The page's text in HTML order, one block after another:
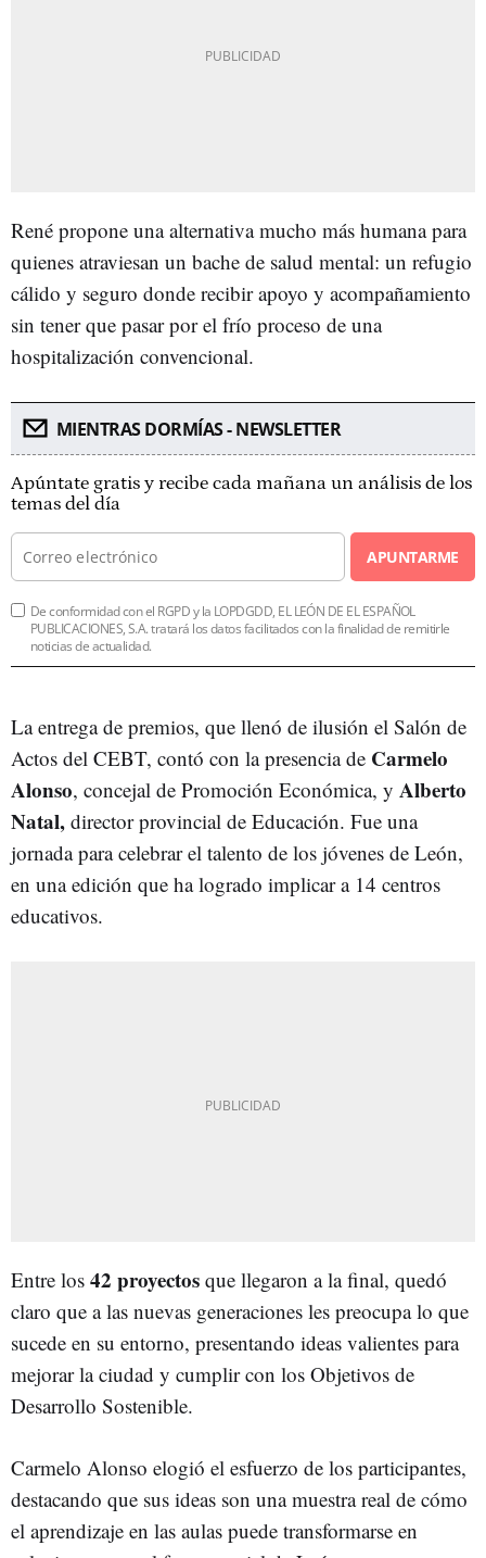
René propone una alternativa mucho más humana para
quienes atraviesan un bache de salud mental: un refugio
cálido y seguro donde recibir apoyo y acompañamiento
sin tener que pasar por el frío proceso de una
hospitalización convencional.
MIENTRAS DORMÍAS - NEWSLETTER
Apúntate gratis y recibe cada mañana un análisis de los
temas del día
APUNTARME
De conformidad con el RGPD y la LOPDGDD, EL LEÓN DE EL ESPAÑOL
PUBLICACIONES, S.A. tratará los datos facilitados con la finalidad de remitirle
noticias de actualidad.
La entrega de premios, que llenó de ilusión el Salón de
Actos del CEBT, contó con la presencia de Carmelo
Alonso, concejal de Promoción Económica, y Alberto
Natal, director provincial de Educación. Fue una
jornada para celebrar el talento de los jóvenes de León,
en una edición que ha logrado implicar a 14 centros
educativos.
Entre los 42 proyectos que llegaron a la final, quedó
claro que a las nuevas generaciones les preocupa lo que
sucede en su entorno, presentando ideas valientes para
mejorar la ciudad y cumplir con los Objetivos de
Desarrollo Sostenible.
Carmelo Alonso elogió el esfuerzo de los participantes,
destacando que sus ideas son una muestra real de cómo
el aprendizaje en las aulas puede transformarse en